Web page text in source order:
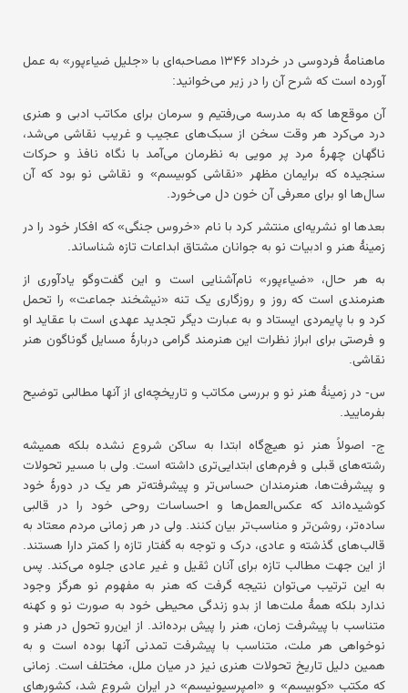
ماهنامهٔ فردوسی در خرداد ۱۳۴۶ مصاحبه‌ای با «جلیل ضیاءپور» به عمل
آورده است که شرح آن را در زیر می‌خوانید:
آن موقع‌ها که به مدرسه می‌رفتیم و سرمان برای مکاتب ادبی و هنری
درد می‌کرد هر وقت سخن از سبک‌های عجیب و غریب نقاشی می‌شد،
ناگهان چهرهٔ مرد پر مویی به نظرمان می‌آمد با نگاه نافذ و حرکات
سنجیده که برایمان مظهر «نقاشی کوبیسم» و نقاشی نو بود که آن
سال‌ها او برای معرفی آن خون دل می‌خورد.
بعدها او نشریه‌ای منتشر کرد با نام «خروس جنگی» که افکار خود را در
زمینهٔ هنر و ادبیات نو به جوانان مشتاق ابداعات تازه شناساند.
به هر حال، «ضیاءپور» نام‌آشنایی است و این گفت‌وگو یادآوری از
هنرمندی است که روز و روزگاری یک تنه «نیشخند جماعت» را تحمل
کرد و با پایمردی ایستاد و به عبارت دیگر تجدید عهدی است با عقاید او
و فرصتی برای ابراز نظرات این هنرمند گرامی دربارهٔ مسایل گوناگون هنر
نقاشی.
س- در زمینهٔ هنر نو و بررسی مکاتب و تاریخچه‌ای از آنها مطالبی توضیح
بفرمایید.
ج- اصولاً هنر نو هیچ‌گاه ابتدا به ساکن شروع نشده بلکه همیشه
رشته‌های قبلی و فرم‌های ابتدایی‌تری داشته است. ولی با مسیر تحولات
و پیشرفت‌ها، هنرمندان حساس‌تر و پیشرفته‌تر هر یک در دورهٔ خود
کوشیده‌اند که عکس‌العمل‌ها و احساسات روحی خود را در قالبی
ساده‌تر، روشن‌تر و مناسب‌تر بیان کنند. ولی در هر زمانی مردم معتاد به
قالب‌های گذشته و عادی، درک و توجه به گفتار تازه را کمتر دارا هستند.
از این جهت مطالب تازه برای آنان ثقیل و غیر عادی جلوه می‌کند. پس
به این ترتیب می‌توان نتیجه گرفت که هنر به مفهوم نو هرگز وجود
ندارد بلکه همهٔ ملت‌ها از بدو زندگی محیطی خود به صورت نو و کهنه
متناسب با پیشرفت زمان، هنر را پیش برده‌اند. از این‌رو تحول در هنر و
نوخواهی هر ملت، متناسب با پیشرفت تمدنی آنها بوده است و به
همین دلیل تاریخ تحولات هنری نیز در میان ملل، مختلف است. زمانی
که مکتب «کوبیسم» و «امپرسیونیسم» در ایران شروع شد، کشورهای